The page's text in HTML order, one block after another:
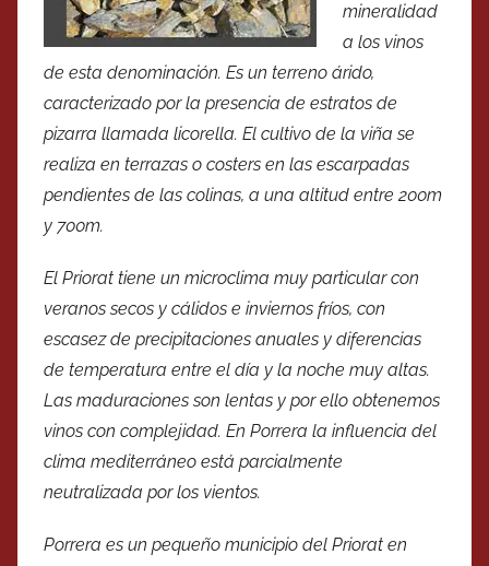
mineralidad
a los vinos
de esta denominación. Es un terreno árido,
caracterizado por la presencia de estratos de
pizarra llamada licorella. El cultivo de la viña se
realiza en terrazas o costers en las escarpadas
pendientes de las colinas, a una altitud entre 200m
y 700m.
El Priorat tiene un microclima muy particular con
veranos secos y cálidos e inviernos fríos, con
escasez de precipitaciones anuales y diferencias
de temperatura entre el día y la noche muy altas.
Las maduraciones son lentas y por ello obtenemos
vinos con complejidad. En Porrera la influencia del
clima mediterráneo está parcialmente
neutralizada por los vientos.
Porrera es un pequeño municipio del Priorat en